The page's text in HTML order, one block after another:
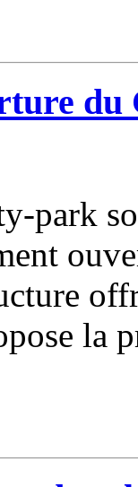
park
la